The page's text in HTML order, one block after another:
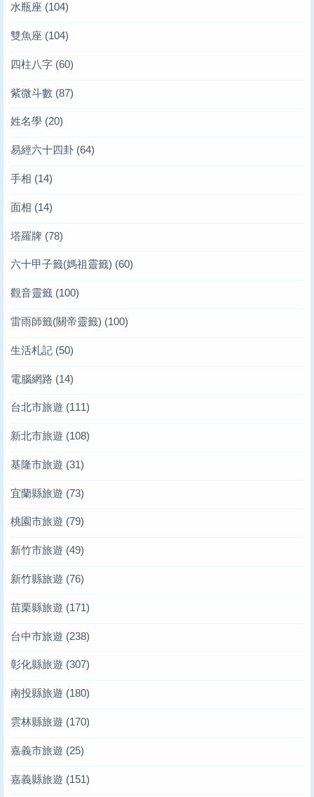
水瓶座 (104)
雙魚座 (104)
四柱八字 (60)
紫微斗數 (87)
姓名學 (20)
易經六十四卦 (64)
手相 (14)
面相 (14)
塔羅牌 (78)
六十甲子籤(媽祖靈籤) (60)
觀音靈籤 (100)
雷雨師籤(關帝靈籤) (100)
生活札記 (50)
電腦網路 (14)
台北市旅遊 (111)
新北市旅遊 (108)
基隆市旅遊 (31)
宜蘭縣旅遊 (73)
桃園市旅遊 (79)
新竹市旅遊 (49)
新竹縣旅遊 (76)
苗栗縣旅遊 (171)
台中市旅遊 (238)
彰化縣旅遊 (307)
南投縣旅遊 (180)
雲林縣旅遊 (170)
嘉義市旅遊 (25)
嘉義縣旅遊 (151)